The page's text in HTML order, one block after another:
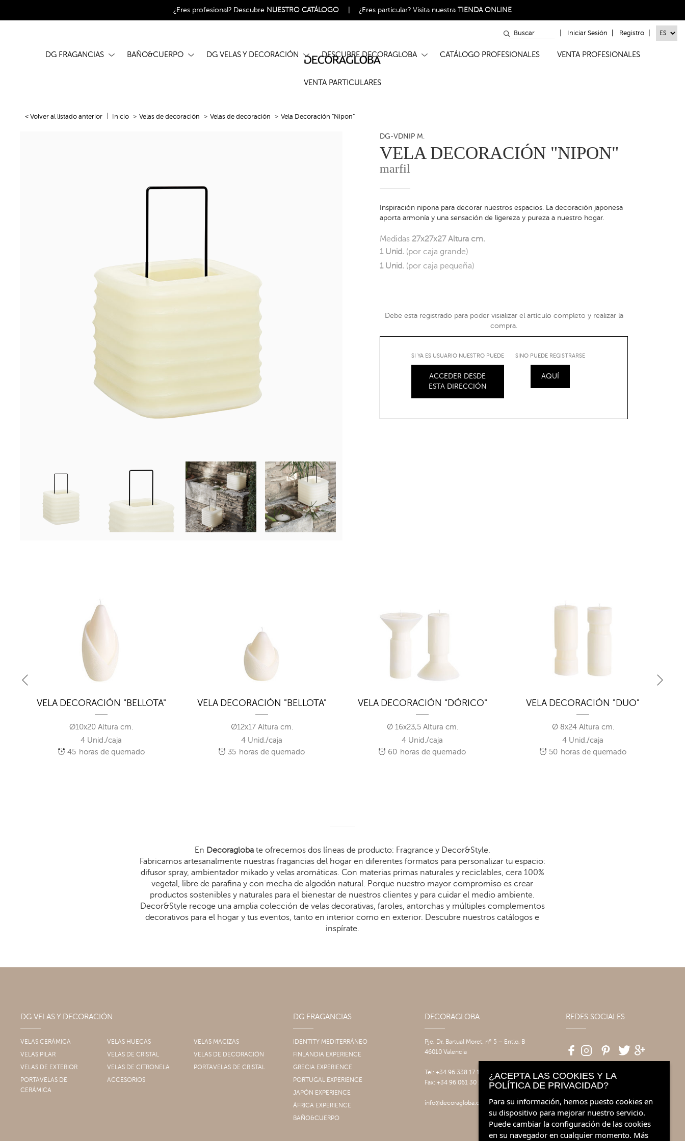
¿Eres profesional? Descubre NUESTRO CATÁLOGO ¿Eres particular?Visita nuestraTIENDA ONLINE
Iniciar Sesión Registro
DG FRAGANCIAS BAÑO&CUERPO DG VELAS Y DECORACIÓN DESCUBRE DECORAGLOBA CATÁLOGO PROFESIONALES VENTA PROFESIONALES
VENTA PARTICULARES
< Volver al listado anterior Inicio Velas de decoración Velas de decoración Vela Decoración "Nipon"
DG-VDNIP M.
VELA DECORACIÓN "NIPON"
marfil
Inspiración nipona para decorar nuestros espacios. La decoración japonesa
aporta armonía y una sensación de ligereza y pureza a nuestro hogar.
Medidas 27x27x27 Altura cm.
1 Unid. (por caja grande)
1 Unid. (por caja pequeña)
Debe esta registrado para poder visializar el artículo completo y realizar la
compra.
SI YA ES USUARIO NUESTRO PUEDE
ACCEDER DESDE
ESTA DIRECCIÓN
SINO PUEDE REGISTRARSE
AQUÍ
VELA DECORACIÓN "BELLOTA"
Ø10x20 Altura cm.
4 Unid./caja
45 horas de quemado
VELA DECORACIÓN "BELLOTA"
Ø12x17 Altura cm.
4 Unid./caja
35 horas de quemado
VELA DECORACIÓN "DÓRICO"
Ø 16x23,5 Altura cm.
4 Unid./caja
60 horas de quemado
VELA DECORACIÓN "DUO"
Ø 8x24 Altura cm.
4 Unid./caja
50 horas de quemado
En Decoraglobate ofrecemos dos líneas de producto: Fragrance y Decor&Style.
Fabricamos artesanalmente nuestras fragancias del hogar en diferentes formatos para personalizar tu espacio:
difusor spray, ambientador mikado y velas aromáticas. Con materias primas naturales y reciclables, cera 100%
vegetal, libre de parafina y con mecha de algodón natural. Porque nuestro mayor compromiso es crear
productos sostenibles y naturales para el bienestar de nuestros clientes y para cuidar el medio ambiente.
Decor&Style recoge una amplia colección de velas decorativas, faroles, antorchas y múltiples complementos
decorativos para el hogar y tus eventos, tanto en interior como en exterior. Descubre nuestros catálogos e
inspírate.
DG VELAS Y DECORACIÓN
VELAS CERÁMICA VELAS HUECAS
VELAS MACIZAS
VELAS PILAR
VELAS DE CRISTAL
VELAS DE DECORACIÓN
VELAS DE EXTERIOR
VELAS DE CITRONELA
PORTAVELAS DE CRISTAL
PORTAVELAS DE
CERÁMICA
ACCESORIOS
DG FRAGANCIAS
IDENTITY MEDITERRÁNEO
FINLANDIA EXPERIENCE
GRECIA EXPERIENCE
PORTUGAL EXPERIENCE
JAPÓN EXPERIENCE
ÁFRICA EXPERIENCE
BAÑO&CUERPO
DECORAGLOBA
Pje. Dr. Bartual Moret, nº 5 – Entlo. B
46010 Valencia
Tel: +34 96 338 17 17
Fax: +34 96 061 30 14
info@decoragloba.com
REDES SOCIALES
¿ACEPTA LAS COOKIES Y LA
POLÍTICA DE PRIVACIDAD?
Para su información, hemos puesto cookies en
su dispositivo para mejorar nuestro servicio.
Puede cambiar la configuración de las cookies
en su navegador en cualquier momento. Más